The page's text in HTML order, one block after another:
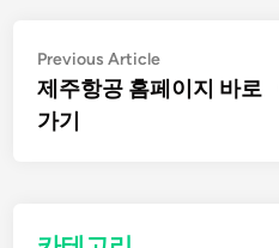
글
탐
Previous ArticlePrevious
article:
제주항공 홈페이지 바로
가기